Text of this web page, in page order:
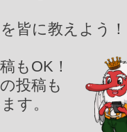
皆に教えよう
もOK！
投稿も
す。